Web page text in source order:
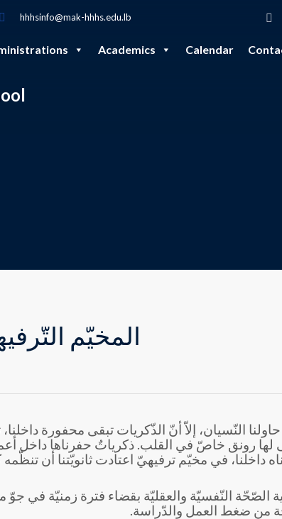
hhhsinfo@mak-hhhs.edu.lb
Academics Calendar
المخيّم
النّسيان، إلاّ أنّ الذّكريات تبقى محفورة
لها رونق خاصّ في القلب. ذكرياتٌ حفرناها داخل
داخلنا، في مخيّم ترفيهيّ اعتادت ثانويّتنا أن
الصّحّة النّفسيّة والعقليّة بقضاء فترة زمنيّة في جوّ
من ضغط العمل والدّراسة.